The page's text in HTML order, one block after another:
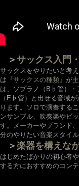
＞ サックス入門
サックスをやりたいと考
は『サックスの種類』が
は、ソプラノ（B♭管）
（E♭管）と出せる音域
ります。ソロで演奏する
ンサンブル、吹奏楽やビ
す。メーカーやブランド
分のやりたい音楽スタイ
＞ 楽器を構えな
はじめたばかりの初心者
する方におすすめのコン